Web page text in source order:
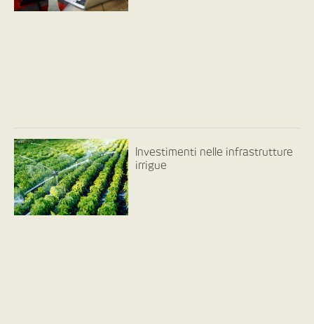
Investimenti nelle infrastrutture
irrigue